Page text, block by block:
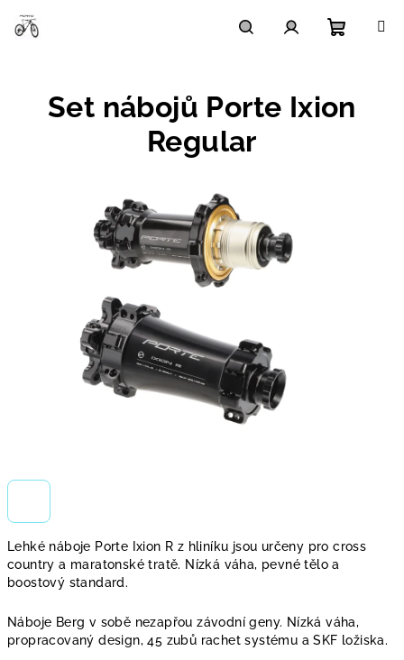
košík
Lehké náboje Porte Ixion R z hliníku jsou určeny pro cross
country a maratonské tratě. Nízká váha, pevné tělo a
boostový standard.
Náboje Berg v sobě nezapřou závodní geny. Nízká váha,
propracovaný design, 45 zubů rachet systému a SKF ložiska.
Set nábojů Porte Ixion
Regular